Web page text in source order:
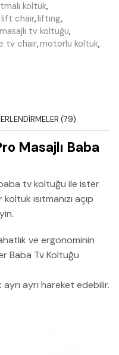
koltuk,
lift chair,lifting,
masajlı tv koltuğu,
tv chair,motorlu koltuk,
(79)
Masajlı Baba
tv koltuğu ile ister
ısıtmanızı açıp
ve ergonominin
Baba Tv Koltuğu
ayrı ayrı hareket edebilir.